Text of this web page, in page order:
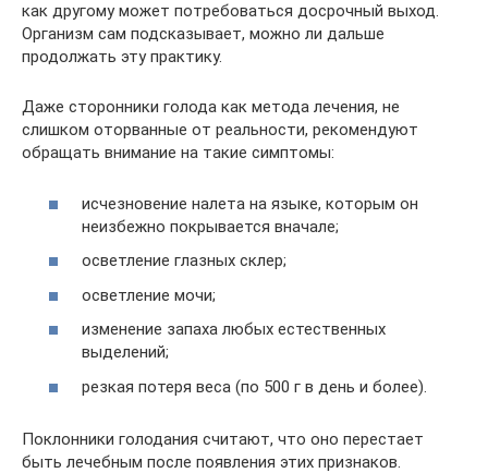
как другому может потребоваться досрочный выход.
Организм сам подсказывает, можно ли дальше
продолжать эту практику.
Даже сторонники голода как метода лечения, не
слишком оторванные от реальности, рекомендуют
обращать внимание на такие симптомы:
исчезновение налета на языке, которым он
неизбежно покрывается вначале;
осветление глазных склер;
осветление мочи;
изменение запаха любых естественных
выделений;
резкая потеря веса (по 500 г в день и более).
Поклонники голодания считают, что оно перестает
быть лечебным после появления этих признаков.